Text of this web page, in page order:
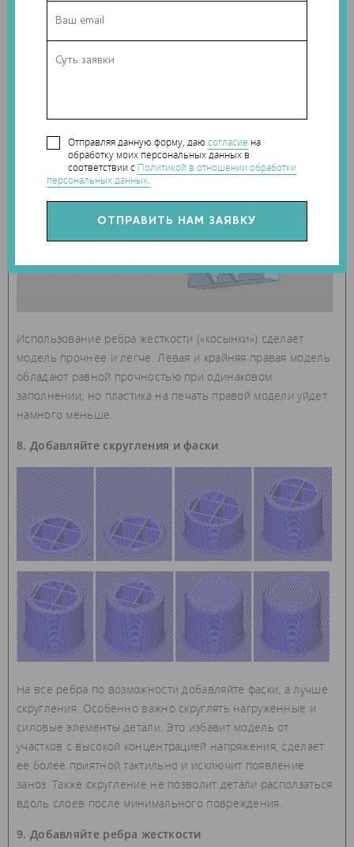
Отправляя данную форму, даюсогласие на
обработку моих персональных данных в
соответствии с Политикой в отношении обработки
персональных данных.
Использование ребра жесткости («косынки») сделает
модель прочнее и легче. Левая и крайняя правая модель
обладают равной прочностью при одинаковом
заполнении, но пластика на печать правой модели уйдет
намного меньше.
8. Добавляйте скругления и фаски
На все ребра по возможности добавляйте фаски, а лучше
скругления. Особенно важно скруглять нагруженные и
силовые элементы детали. Это избавит модель от
участков с высокой концентрацией напряжения, сделает
ее более приятной тактильно и исключит появление
заноз. Также скругление не позволит детали расползаться
вдоль слоев после минимального повреждения.
9. Добавляйте ребра жесткости